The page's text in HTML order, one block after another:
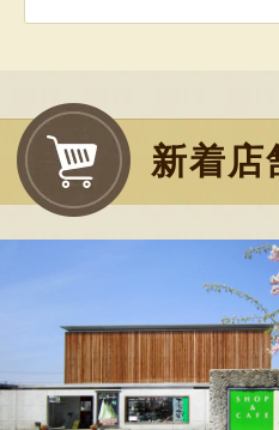
新着店